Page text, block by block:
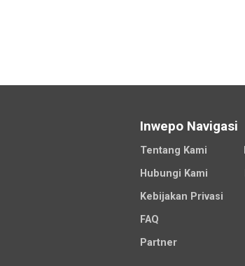
Inwepo Navigasi
Tentang Kami
Hubungi Kami
Kebijakan Privasi
FAQ
Partner